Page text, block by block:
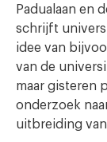
Padualaan en
schrijft
idee van
van de
maar gisteren
onderzoek
uitbreiding